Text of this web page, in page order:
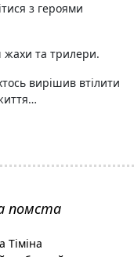
з героями
та трилери.
вирішив втілити
помста
Тіміна